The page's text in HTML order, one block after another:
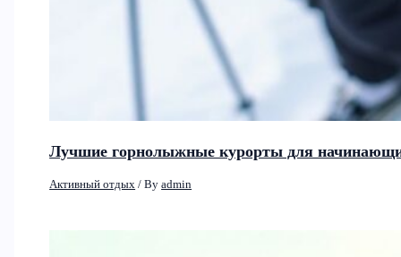
Лучшие горнолыжные курорты для
Активный отдых / Byadmin